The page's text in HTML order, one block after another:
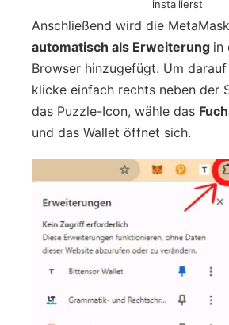
installierst
Anschließend wird die
automatisch als Erweiterung in
Browser hinzugefügt. Um
klicke einfach rechts neben der
das Puzzle-Icon, wähle das
und das Wallet öffnet sich.